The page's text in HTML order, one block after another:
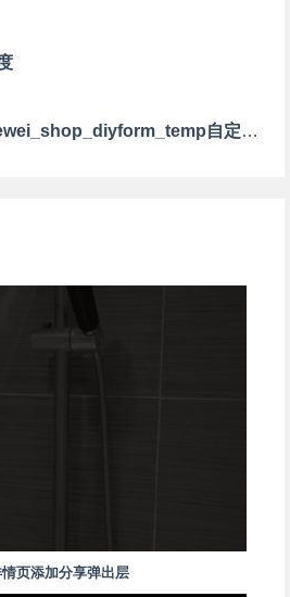
人人商城数据库字典之ewei_shop_diyform_temp自定义表单模板数据表
页添加分享弹出层